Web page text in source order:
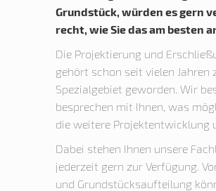
Grundstück, würden es gern
recht, wie Sie das am besten
Die Projektierung und
gehört schon seit vielen
Spezialgebiet geworden. Wir
besprechen mit Ihnen, was
die weitere Projektentwicklung
Dabei stehen Ihnen unsere
jederzeit gern zur Verfügung.
und Grundstücksaufteilung